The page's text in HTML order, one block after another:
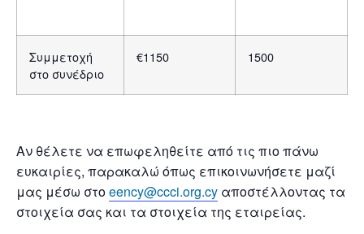
Συμμετοχή
στο συνέδριο
€1150 1500
Αν θέλετε να επωφεληθείτε από τις πιο πάνω
ευκαιρίες, παρακαλώ όπως επικοινωνήσετε μαζί
μας μέσω στοeency@ccci.org.cy αποστέλλοντας τα
στοιχεία σας και τα στοιχεία της εταιρείας.